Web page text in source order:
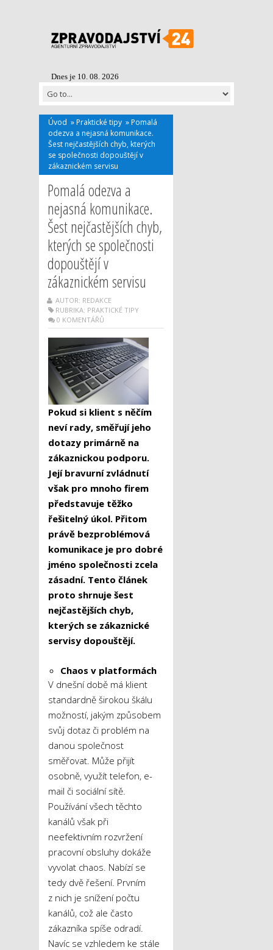
Dnes je 10. 08. 2026
Úvod » Praktické tipy » Pomalá
odezva a nejasná komunikace.
Šest nejčastějších chyb, kterých
se společnosti dopouštějí v
zákaznickém servisu
Pomalá odezva a
nejasná komunikace.
Šest nejčastějších chyb,
kterých se společnosti
dopouštějí v
zákaznickém servisu
AUTOR: REDAKCE
RUBRIKA: PRAKTICKÉ TIPY
0 KOMENTÁŘŮ
Pokud si klient s něčím
neví rady, směřují jeho
dotazy primárně na
zákaznickou podporu.
Její bravurní zvládnutí
však pro mnoho firem
představuje těžko
řešitelný úkol. Přitom
právě bezproblémová
komunikace je pro dobré
jméno společnosti zcela
zásadní. Tento článek
proto shrnuje šest
nejčastějších chyb,
kterých se zákaznické
servisy dopouštějí.
Chaos v platformách
V dnešní době má klient
standardně širokou škálu
možností, jakým způsobem
svůj dotaz či problém na
danou společnost
směřovat. Může přijít
osobně, využít telefon, e-
mail či sociální sítě.
Používání všech těchto
kanálů však při
neefektivním rozvržení
pracovní obsluhy dokáže
vyvolat chaos. Nabízí se
tedy dvě řešení. Prvním
z nich je snížení počtu
kanálů, což ale často
zákazníka spíše odradí.
Navíc se vzhledem ke stále